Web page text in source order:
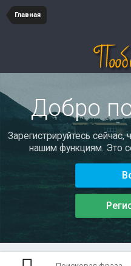
Главная
Добро
Зарегистрируйтесь
нашим функциям. Это